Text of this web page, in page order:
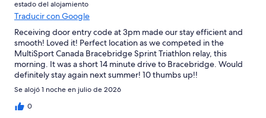
estado del alojamiento
Traducir con Google
Receiving door entry code at 3pm made our stay efficient and
smooth! Loved it! Perfect location as we competed in the
MultiSport Canada Bracebridge Sprint Triathlon relay, this
morning. It was a short 14 minute drive to Bracebridge. Would
definitely stay again next summer! 10 thumbs up!!
Se alojó 1 noche en julio de 2026
0